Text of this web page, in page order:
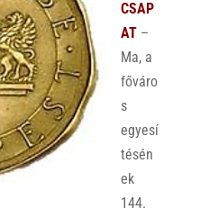
CSAP
AT–
Ma, a
főváro
s
egyesí
tésén
ek
144.